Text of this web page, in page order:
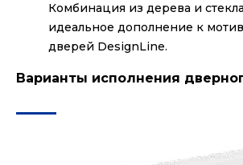
Комбинация из дерева и стекла
идеальное дополнение к
дверей DesignLine.
Варианты исполнения